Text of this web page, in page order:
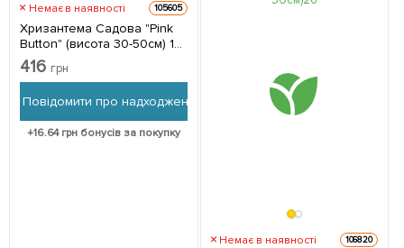
Немає в наявності 105605
Хризантема Садова "Pink
Button" (висота 30-50см) 1
саджанець в упаковці
416 грн
Повідомити про надходження
+16.64грн бонусів за покупку
Немає в наявності 106820